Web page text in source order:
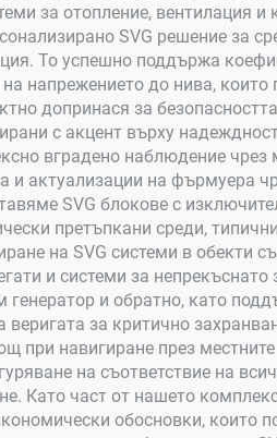
за отопление, вентилация и
SVG решение за
То успешно поддържа
напрежението до нива, които
допринася за
с акцент върху
вградено наблюдение
и актуализации на фърмуера
SVG блокове с
претъпкани среди,
на SVG системи в обекти
и системи за непрекъснато
и обратно, като
за критично
при навигиране през местните
на съответствие на
Като част от нашето
обосновки, които